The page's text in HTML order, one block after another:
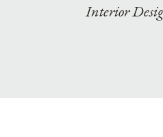
Interior